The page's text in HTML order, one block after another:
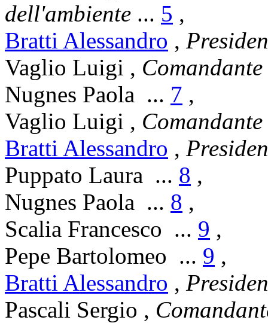
dell'ambiente ... 5 ,
Bratti Alessandro ,
Vaglio Luigi ,
Nugnes Paola ... 7 ,
Vaglio Luigi ,
Bratti Alessandro ,
Puppato Laura ... 8 ,
Nugnes Paola ... 8 ,
Scalia Francesco ... 9 ,
Pepe Bartolomeo ... 9 ,
Bratti Alessandro ,
Pascali Sergio ,